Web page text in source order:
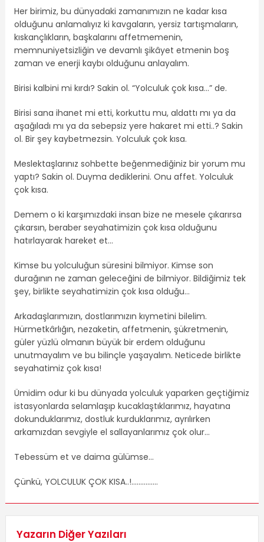
Her birimiz, bu dünyadaki zamanımızın ne kadar kısa
olduğunu anlamalıyız ki kavgaların, yersiz tartışmaların,
kıskançlıkların, başkalarını affetmemenin,
memnuniyetsizliğin ve devamlı şikâyet etmenin boş
zaman ve enerji kaybı olduğunu anlayalım.
Birisi kalbini mi kırdı? Sakin ol. “Yolculuk çok kısa…” de.
Birisi sana ihanet mi etti, korkuttu mu, aldattı mı ya da
aşağıladı mı ya da sebepsiz yere hakaret mi etti..? Sakin
ol. Bir şey kaybetmezsin. Yolculuk çok kısa.
Meslektaşlarınız sohbette beğenmediğiniz bir yorum mu
yaptı? Sakin ol. Duyma dediklerini. Onu affet. Yolculuk
çok kısa.
Demem o ki karşımızdaki insan bize ne mesele çıkarırsa
çıkarsın, beraber seyahatimizin çok kısa olduğunu
hatırlayarak hareket et…
Kimse bu yolculuğun süresini bilmiyor. Kimse son
durağının ne zaman geleceğini de bilmiyor. Bildiğimiz tek
şey, birlikte seyahatimizin çok kısa olduğu…
Arkadaşlarımızın, dostlarımızın kıymetini bilelim.
Hürmetkârlığın, nezaketin, affetmenin, şükretmenin,
güler yüzlü olmanın büyük bir erdem olduğunu
unutmayalım ve bu bilinçle yaşayalım. Neticede birlikte
seyahatimiz çok kısa!
Ümidim odur ki bu dünyada yolculuk yaparken geçtiğimiz
istasyonlarda selamlaşıp kucaklaştıklarımız, hayatına
dokunduklarımız, dostluk kurduklarımız, ayrılırken
arkamızdan sevgiyle el sallayanlarımız çok olur…
Tebessüm et ve daima gülümse…
Çünkü, YOLCULUK ÇOK KISA..!……………
Yazarın Diğer Yazıları